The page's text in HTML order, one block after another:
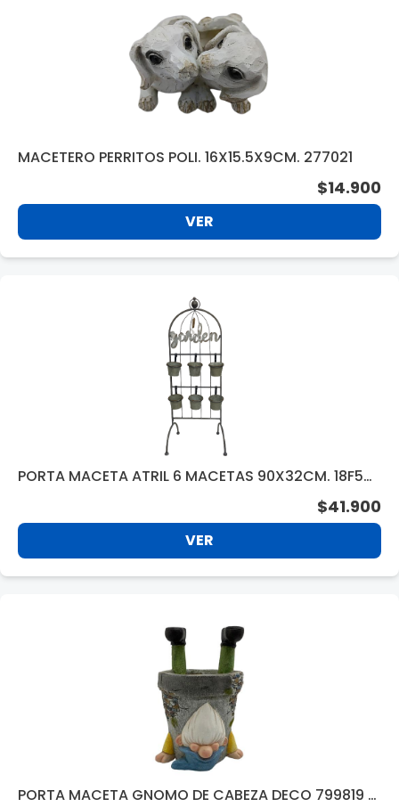
MACETERO PERRITOS POLI. 16X15.5X9CM. 277021
$14.900
VER
PORTA MACETA ATRIL 6 MACETAS 90X32CM. 18F57
$41.900
VER
PORTA MACETA GNOMO DE CABEZA DECO 799819 3